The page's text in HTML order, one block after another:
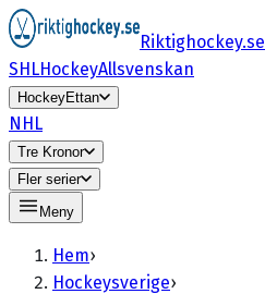
Riktighockey.se
SHLHockeyAllsvenskan
HockeyEttan
NHL
Tre Kronor
Fler serier
Meny
Hem›
Hockeysverige›